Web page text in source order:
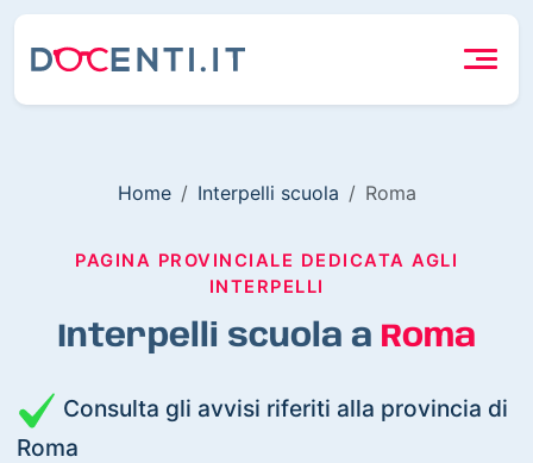
Home Interpelli scuola Roma
PAGINA PROVINCIALE DEDICATA AGLI
INTERPELLI
Interpelli scuola a Roma
Consulta gli avvisi riferiti alla provincia di
Roma